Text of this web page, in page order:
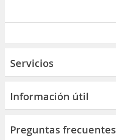
Servicios
Información útil
Preguntas frecuentes